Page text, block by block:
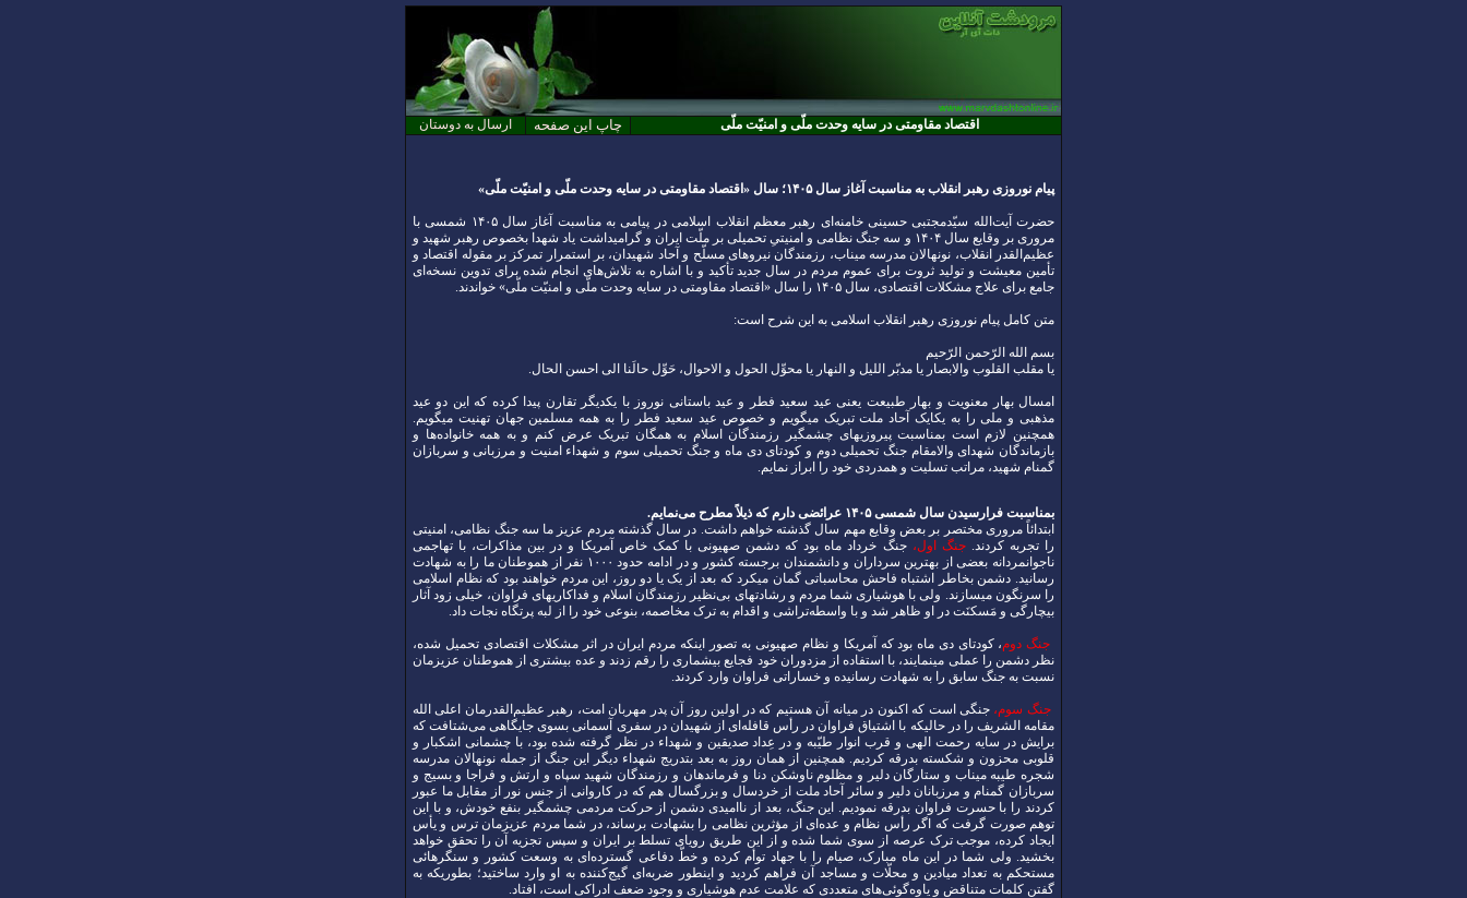
ارسال به دوستان چاپ اين صفحه اقتصاد مقاومتی در سایه وحدت ملّی و امنیّت ملّی
پیام نوروزی رهبر انقلاب به مناسبت آغاز سال ۱۴۰۵؛ سال «اقتصاد مقاومتی در سایه وحدت ملّی و امنیّت ملّی»
حضرت آیت‌الله سیّدمجتبی حسینی خامنه‌ای رهبر معظم انقلاب اسلامی در پیامی به مناسبت آغاز سال ۱۴۰۵ شمسی با
مروری بر وقایع سال ۱۴۰۴ و سه جنگ نظامی و امنیتیِ تحمیلی بر ملّت ایران و گرامیداشت یاد شهدا بخصوص رهبر شهید و
عظیم‌القدر انقلاب، نونهالان مدرسه میناب، رزمندگان نیروهای مسلّح و آحاد شهیدان، بر استمرار تمرکز بر مقوله اقتصاد و
تأمین معیشت و تولید ثروت برای عموم مردم در سال جدید تأکید و با اشاره به تلاش‌های انجام شده برای تدوین نسخه‌ای
جامع برای علاج مشکلات اقتصادی، سال ۱۴۰۵ را سال «اقتصاد مقاومتی در سایه وحدت ملّی و امنیّت ملّی» خواندند.
متن کامل پیام نوروزی رهبر انقلاب اسلامی به این شرح است:
بسم الله الرّحمن الرّحیم
یا مقلب القلوب والابصار یا مدبّر اللیل و النهار یا محوِّل الحول و الاحوال، حَوِّل حالَنا الی احسن الحال.
امسال بهار معنویت و بهار طبیعت یعنی عید سعید فطر و عید باستانی نوروز با یکدیگر تقارن پیدا کرده که این دو عید
مذهبی و ملی را به یکایک آحاد ملت تبریک میگویم و خصوص عید سعید فطر را به همه مسلمین جهان تهنیت میگویم.
همچنین لازم است بمناسبت پیروزیهای چشمگیر رزمندگان اسلام به همگان تبریک عرض کنم و به همه خانواده‌ها و
بازماندگان شهدای والامقام جنگ تحمیلی دوم و کودتای دی‌ ماه و جنگ تحمیلی سوم و شهداء امنیت و مرزبانی و سربازان
گمنام شهید، مراتب تسلیت و همدردی خود را ابراز نمایم.
بمناسبت فرارسیدن سال شمسی ۱۴۰۵ عرائضی دارم که ذیلاً مطرح می‌نمایم.
ابتدائاً مروری مختصر بر بعض وقایع مهم سال گذشته خواهم داشت. در سال گذشته مردم عزیز ما سه جنگ نظامی، امنیتی
را تجربه کردند.جنگ اول، جنگ خرداد ماه بود که دشمن صهیونی با کمک خاص آمریکا و در بین مذاکرات، با تهاجمی
ناجوانمردانه بعضی از بهترین سرداران و دانشمندان برجسته کشور و در ادامه حدود ۱۰۰۰ نفر از هموطنان ما را به شهادت
رسانید. دشمن بخاطر اشتباه فاحش محاسباتی گمان میکرد که بعد از یک یا دو روز، این مردم خواهند بود که نظام اسلامی
را سرنگون میسازند. ولی با هوشیاری شما مردم و رشادتهای بی‌نظیر رزمندگان اسلام و فداکاریهای فراوان، خیلی زود آثار
بیچارگی و مَسکنَت در او ظاهر شد و با واسطه‌تراشی و اقدام به ترک مخاصمه، بنوعی خود را از لبه پرتگاه نجات داد.
جنگ دوم، کودتای دی ماه بود که آمریکا و نظام صهیونی به تصور اینکه مردم ایران در اثر مشکلات اقتصادی تحمیل شده،
نظر دشمن را عملی مینمایند، با استفاده از مزدوران خود فجایع بیشماری را رقم زدند و عده بیشتری از هموطنان عزیزمان
نسبت به جنگ سابق را به شهادت رسانیده و خساراتی فراوان وارد کردند.
جنگ سوم، جنگی است که اکنون در میانه آن هستیم که در اولین روز آن پدر مهربان امت، رهبر عظیم‌القدرمان اعلی الله
مقامه ‌الشریف را در حالیکه با اشتیاق فراوان در رأس قافله‌ای از شهیدان در سفری آسمانی بسوی جایگاهی می‌شتافت که
برایش در سایه رحمت الهی و قرب انوار طیّبه و در عِداد‌ صدیقین و شهداء در نظر گرفته شده بود، با چشمانی اشکبار و
قلوبی محزون و شکسته بدرقه کردیم. همچنین از همان روز به بعد بتدریج شهداء دیگر این جنگ از جمله نونهالان مدرسه
شجره طیبه میناب و ستارگان دلیر و مظلوم ناوشکن دنا و فرماندهان و رزمندگان شهید سپاه و ارتش و فراجا و بسیج و
سربازان گمنام و مرزبانان دلیر و سائر آحاد ملت از خردسال و بزرگسال هم که در کاروانی از جنس نور از مقابل ما عبور
کردند را با حسرت فراوان بدرقه نمودیم. این جنگ، بعد از ناامیدی دشمن از حرکت مردمی چشمگیر بنفع خودش، و با این
توهم صورت گرفت که اگر رأس نظام و عده‌ای از مؤثرین نظامی را بشهادت برساند، در شما مردم عزیزمان ترس و یأس
ایجاد کرده، موجب ترک عرصه از سوی شما شده و از این طریق رویای تسلط بر ایران و سپس تجزیه آن را تحقق خواهد
بخشید. ولی شما در این ماه مبارک، صیام را با جهاد توأم کرده و خطّ دفاعی گسترده‌ای به وسعت کشور و سنگرهائی
مستحکم به تعداد میادین و محلّات و مساجد آن فراهم کردید و اینطور ضربه‌ای گیج‌کننده به او وارد ساختید؛ بطوریکه به
گفتن کلمات متناقض و یاوه‌گوئی‌های متعددی که علامت عدم هوشیاری و وجود ضعف ادراکی است، افتاد.